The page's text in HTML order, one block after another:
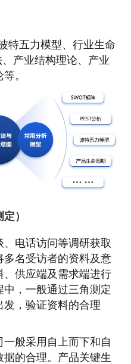
特五力模型、行业生命
产业结构理论、产业
。
）
电话访问等调研获取
名受访者的资料及意
、供应端及需求端进行
，一般通过三角测定
，验证资料的合理
般采用自上而下和自
的合理。产品关键生